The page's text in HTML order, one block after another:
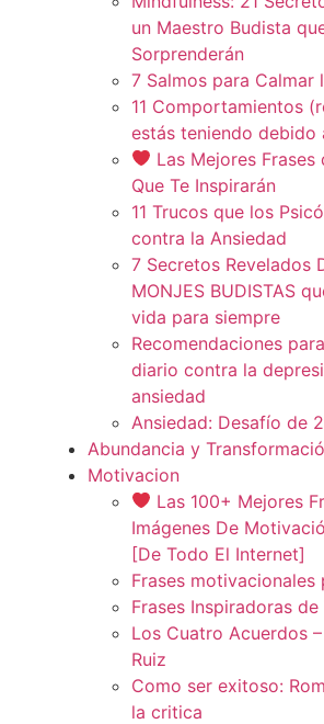
un Maestro Budista
Sorprenderán
7 Salmos para Calmar
11 Comportamientos
estás teniendo debido
Las Mejores
Que Te Inspirarán
11 Trucos que los
contra la Ansiedad
7 Secretos Revelados
MONJES BUDISTAS
vida para siempre
Recomendaciones
diario contra la
ansiedad
Ansiedad: Desafío de
Abundancia y
Motivacion
Las 100+ Mejores
Imágenes De
[De Todo El Internet]
Frases motivacionales
Frases Inspiradoras de
Los Cuatro Acuerdos
Ruiz
Como ser exitoso:
la critica